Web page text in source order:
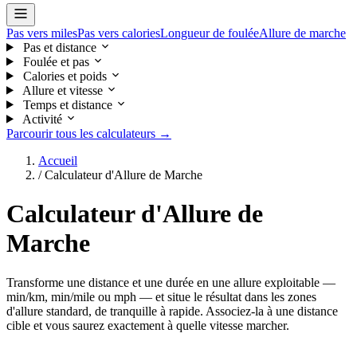
Pas vers milesPas vers caloriesLongueur de fouléeAllure de marche
Pas et distance
Foulée et pas
Calories et poids
Allure et vitesse
Temps et distance
Activité
Parcourir tous les calculateurs →
Accueil
/ Calculateur d'Allure de Marche
Calculateur d'Allure de
Marche
Transforme une distance et une durée en une allure exploitable —
min/km, min/mile ou mph — et situe le résultat dans les zones
d'allure standard, de tranquille à rapide. Associez-la à une distance
cible et vous saurez exactement à quelle vitesse marcher.